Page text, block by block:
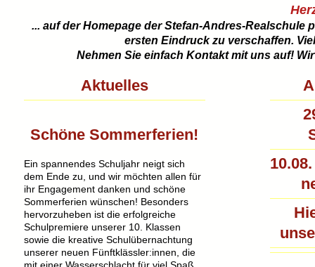
... auf der Homepage der Stefan-Andres-Realschule
ersten Eindruck zu verschaffen.
Nehmen Sie einfach Kontakt mit uns auf!
Aktuelles
Schöne Sommerferien!
Ein spannendes Schuljahr neigt sich
dem Ende zu, und wir möchten allen für
ihr Engagement danken und schöne
Sommerferien wünschen! Besonders
hervorzuheben ist die erfolgreiche
Schulpremiere unserer 10. Klassen
sowie die kreative Schulübernachtung
unserer neuen Fünftklässler:innen, die